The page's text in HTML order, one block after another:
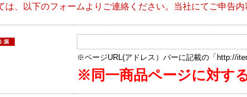
は、以下のフォームよりご連絡ください。当社にてご申告内
※ページURL(アドレス）バーに記載の「http://
※同一商品ページに対す